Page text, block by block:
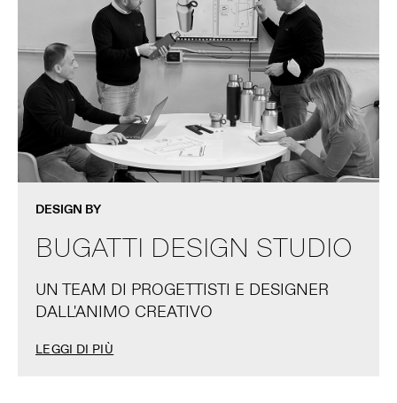
DESIGN BY
BUGATTI DESIGN STUDIO
UN TEAM DI PROGETTISTI E DESIGNER
DALL'ANIMO CREATIVO
LEGGI DI PIÙ